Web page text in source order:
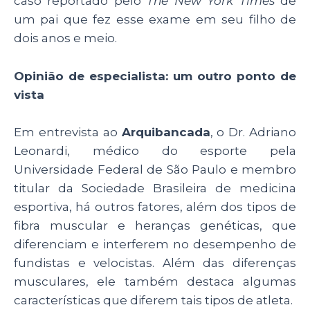
um pai que fez esse exame em seu filho de
dois anos e meio.
Opinião de especialista: um outro ponto de
vista
Em entrevista ao Arquibancada, o Dr. Adriano
Leonardi, médico do esporte pela
Universidade Federal de São Paulo e membro
titular da Sociedade Brasileira de medicina
esportiva, há outros fatores, além dos tipos de
fibra muscular e heranças genéticas, que
diferenciam e interferem no desempenho de
fundistas e velocistas. Além das diferenças
musculares, ele também destaca algumas
características que diferem tais tipos de atleta.